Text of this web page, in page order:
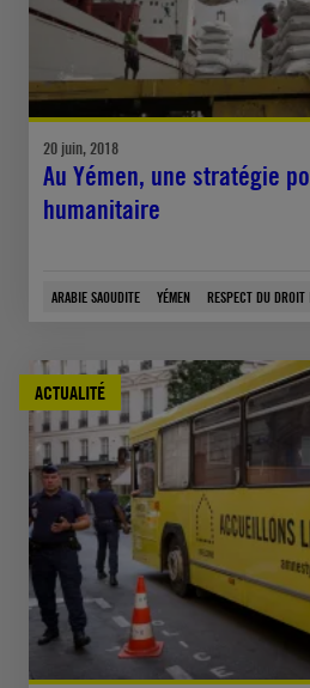
20 juin, 2018
Au Yémen, une stratégie
humanitaire
ARABIE SAOUDITE YÉMEN RESPECT DU
ACTUALITÉ